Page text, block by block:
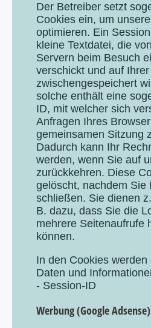
Der Betreiber setzt
Cookies ein, um
optimieren. Ein
kleine Textdatei, die
Servern beim Besuch
verschickt und auf
zwischengespeichert
solche enthält eine
ID, mit welcher sich
Anfragen Ihres
gemeinsamen Sitzung
Dadurch kann Ihr
werden, wenn Sie auf
zurückkehren. Diese
gelöscht, nachdem Sie
schließen. Sie dienen z.
B. dazu, dass Sie die
mehrere Seitenaufrufe
können.
In den Cookies
Daten und
- Session-ID
Werbung (Google Adsense)